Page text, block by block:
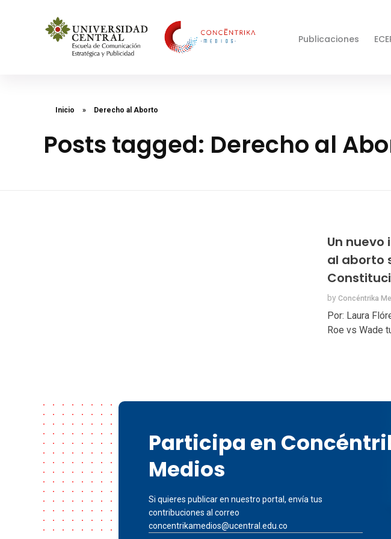
Publicaciones
Inicio » Derecho al Aborto
Posts tagged: Derecho al
Un
al aborto
by Concéntrika
Por: Laura
Roe vs Wade
Participa en
Medios
Si quieres publicar en nuestro portal, envía tus
contribuciones al correo
concentrikamedios@ucentral.edu.co